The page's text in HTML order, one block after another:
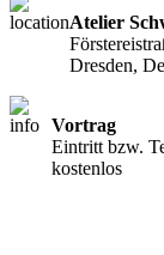
Atelier
Dresden,
Vortrag
Eintritt bzw.
kostenlos